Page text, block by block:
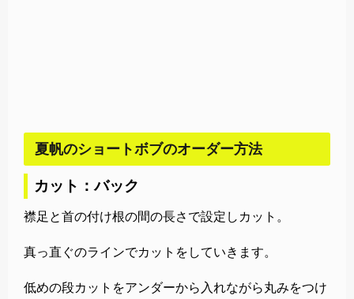
夏帆のショートボブのオーダー方法
カット：バック
襟足と首の付け根の間の長さで設定しカット。
真っ直ぐのラインでカットをしていきます。
低めの段カットをアンダーから入れながら丸みをつけ